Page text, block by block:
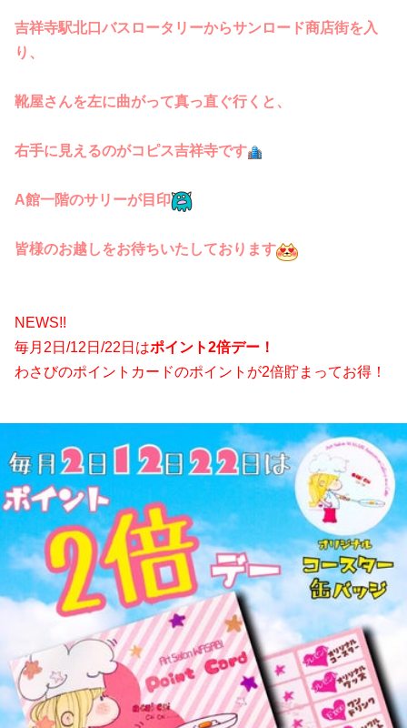
吉祥寺駅北口バスロータリーからサンロード商店街を入
り、
靴屋さんを左に曲がって真っ直ぐ行くと、
右手に見えるのがコピス吉祥寺です
A館一階のサリーが目印
皆様のお越しをお待ちいたしております
NEWS!!
毎月2日/12日/22日はポイント2倍デー！
わさびのポイントカードのポイントが2倍貯まってお得！